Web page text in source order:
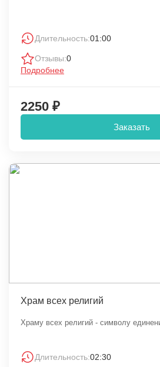
Длительность:01:00
Отзывы:0
Подробнее
2250 ₽
Заказать
Храм всех религий
Храму всех религий - символу
Длительность:02:30